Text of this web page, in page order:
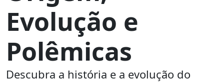
Evolução e
Polêmicas
Descubra a história e a evolução do